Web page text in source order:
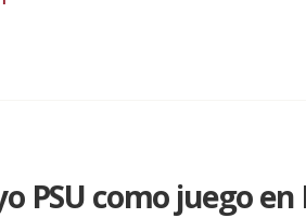
PSU como juego en